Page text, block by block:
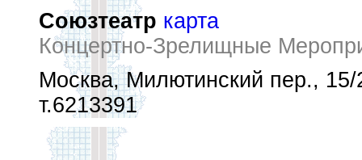
Союзтеатр карта
Концертно-Зрелищные
Москва, Милютинский пер., 15/
т.6213391